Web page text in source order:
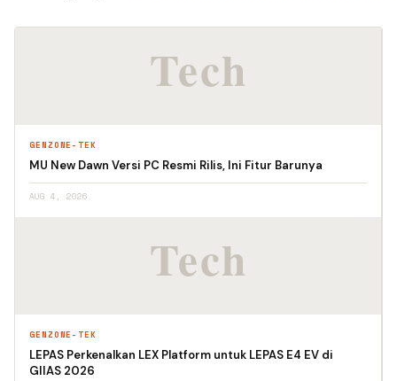
GENZONE-TEK
MU New Dawn Versi PC Resmi Rilis, Ini Fitur Barunya
AUG 4, 2026
GENZONE-TEK
LEPAS Perkenalkan LEX Platform untuk LEPAS E4 EV di
GIIAS 2026